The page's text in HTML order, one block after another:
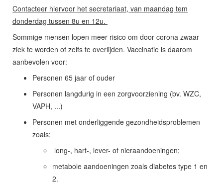
Contacteer hiervoor het secretariaat, van maandag tem
donderdag tussen 8u en 12u.
Sommige mensen lopen meer risico om door corona zwaar
ziek te worden of zelfs te overlijden. Vaccinatie is daarom
aanbevolen voor:
Personen 65 jaar of ouder
Personen langdurig in een zorgvoorziening (bv. WZC,
VAPH, ...)
Personen met onderliggende gezondheidsproblemen
zoals:
long-, hart-, lever- of nieraandoeningen;
metabole aandoeningen zoals diabetes type 1 en
2.